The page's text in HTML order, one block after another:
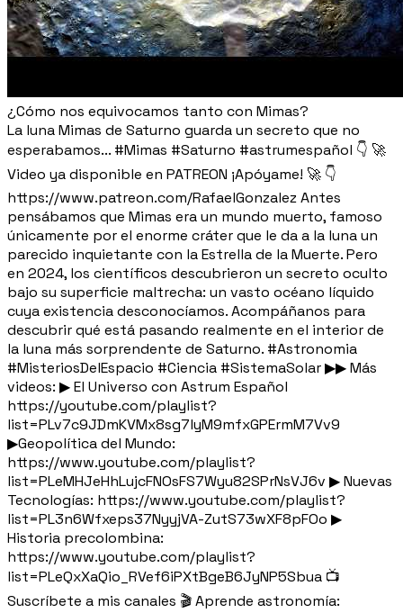
¿Cómo nos equivocamos tanto con Mimas?
La luna Mimas de Saturno guarda un secreto que no
esperabamos... #Mimas #Saturno #astrumespañol 👇 🚀
Video ya disponible en PATREON ¡Apóyame! 🚀 👇
https://www.patreon.com/RafaelGonzalez Antes
pensábamos que Mimas era un mundo muerto, famoso
únicamente por el enorme cráter que le da a la luna un
parecido inquietante con la Estrella de la Muerte. Pero
en 2024, los científicos descubrieron un secreto oculto
bajo su superficie maltrecha: un vasto océano líquido
cuya existencia desconocíamos. Acompáñanos para
descubrir qué está pasando realmente en el interior de
la luna más sorprendente de Saturno. #Astronomia
#MisteriosDelEspacio #Ciencia #SistemaSolar ▶▶ Más
videos: ▶ El Universo con Astrum Español
https://youtube.com/playlist?
list=PLv7c9JDmKVMx8sg7lyM9mfxGPErmM7Vv9
▶Geopolítica del Mundo:
https://www.youtube.com/playlist?
list=PLeMHJeHhLujcFNOsFS7Wyu82SPrNsVJ6v ▶ Nuevas
Tecnologías: https://www.youtube.com/playlist?
list=PL3n6Wfxeps37NyyjVA-ZutS73wXF8pFOo ▶
Historia precolombina:
https://www.youtube.com/playlist?
list=PLeQxXaQio_RVef6iPXtBgeB6JyNP5Sbua 📺
Suscríbete a mis canales 🎬 Aprende astronomía: